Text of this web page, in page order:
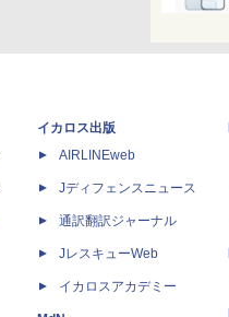
イカロス出版
AIRLINEweb
Jディフェンスニュース
通訳翻訳ジャーナル
JレスキューWeb
イカロスアカデミー